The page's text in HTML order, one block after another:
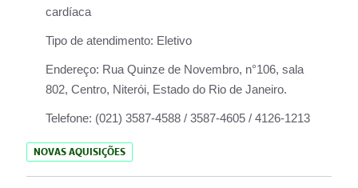
cardíaca
Tipo de atendimento: Eletivo
Endereço: Rua Quinze de Novembro, n°106, sala
802, Centro, Niterói, Estado do Rio de Janeiro.
Telefone: (021) 3587-4588 / 3587-4605 / 4126-1213
NOVAS AQUISIÇÕES